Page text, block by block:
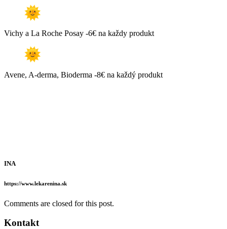
Vichy a La Roche Posay -6€ na každy produkt
Avene, A-derma, Bioderma -8€ na každý produkt
INA
https://www.lekarenina.sk
Comments are closed for this post.
Kontakt